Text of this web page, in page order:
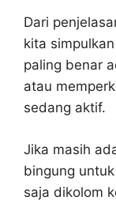
Dari
kita
paling benar
atau
sedang aktif.
Jika masih
bingung
saja dikolom